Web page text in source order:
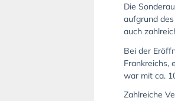
Die
aufgrund
auch
Bei der
Frankreichs,
war mit ca.
Zahlreiche